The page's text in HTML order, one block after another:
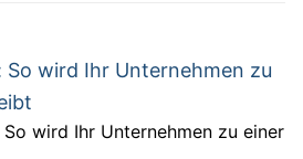
So wird Ihr Unternehmen zu